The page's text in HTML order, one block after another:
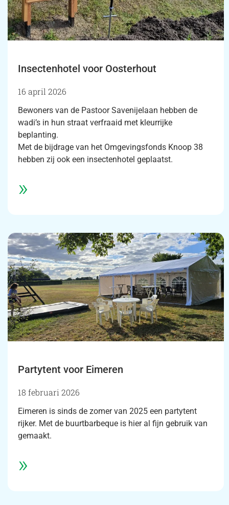
Insectenhotel voor Oosterhout
16 april 2026
Bewoners van de Pastoor Savenijelaan hebben de
wadi’s in hun straat verfraaid met kleurrijke
beplanting.
Met de bijdrage van het Omgevingsfonds Knoop 38
hebben zij ook een insectenhotel geplaatst.
»
Partytent voor Eimeren
18 februari 2026
Eimeren is sinds de zomer van 2025 een partytent
rijker. Met de buurtbarbeque is hier al fijn gebruik van
gemaakt.
»